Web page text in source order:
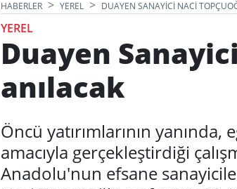
HABERLER YEREL DUAYEN SANAYICI NACI
YEREL
Duayen
anılacak
Öncü yatırımlarının
amacıyla gerçekleştirdiği
Anadolu'nun efsane